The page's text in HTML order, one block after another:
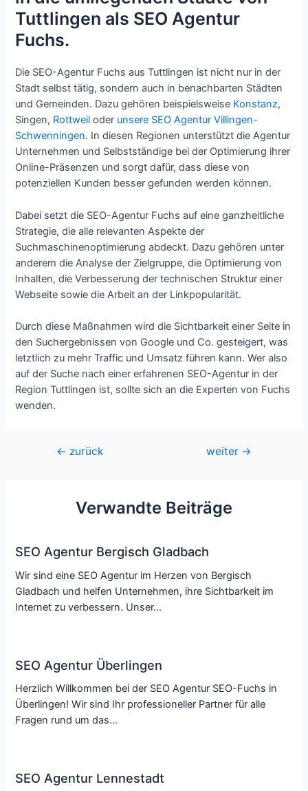
Tuttlingen als SEO Agentur
Fuchs.
Die SEO-Agentur Fuchs aus Tuttlingen ist nicht nur in der
Stadt selbst tätig, sondern auch in benachbarten Städten
und Gemeinden. Dazu gehören beispielsweise Konstanz,
Singen, Rottweil oder unsere SEO Agentur Villingen-
Schwenningen. In diesen Regionen unterstützt die Agentur
Unternehmen und Selbstständige bei der Optimierung ihrer
Online-Präsenzen und sorgt dafür, dass diese von
potenziellen Kunden besser gefunden werden können.
Dabei setzt die SEO-Agentur Fuchs auf eine ganzheitliche
Strategie, die alle relevanten Aspekte der
Suchmaschinenoptimierung abdeckt. Dazu gehören unter
anderem die Analyse der Zielgruppe, die Optimierung von
Inhalten, die Verbesserung der technischen Struktur einer
Webseite sowie die Arbeit an der Linkpopularität.
Durch diese Maßnahmen wird die Sichtbarkeit einer Seite in
den Suchergebnissen von Google und Co. gesteigert, was
letztlich zu mehr Traffic und Umsatz führen kann. Wer also
auf der Suche nach einer erfahrenen SEO-Agentur in der
Region Tuttlingen ist, sollte sich an die Experten von Fuchs
wenden.
Beitragsnavigation
← zurück weiter →
Verwandte Beiträge
SEO Agentur Bergisch Gladbach
Wir sind eine SEO Agentur im Herzen von Bergisch
Gladbach und helfen Unternehmen, ihre Sichtbarkeit im
Internet zu verbessern. Unser…
SEO Agentur Überlingen
Herzlich Willkommen bei der SEO Agentur SEO-Fuchs in
Überlingen! Wir sind Ihr professioneller Partner für alle
Fragen rund um das…
SEO Agentur Lennestadt